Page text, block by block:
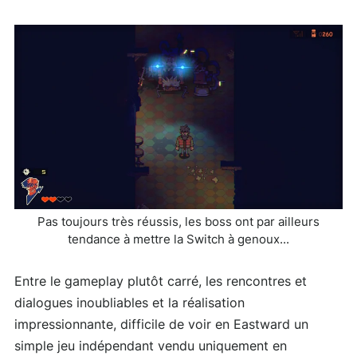
Pas toujours très réussis, les boss ont par ailleurs
tendance à mettre la Switch à genoux...
Entre le gameplay plutôt carré, les rencontres et
dialogues inoubliables et la réalisation
impressionnante, difficile de voir en Eastward un
simple jeu indépendant vendu uniquement en